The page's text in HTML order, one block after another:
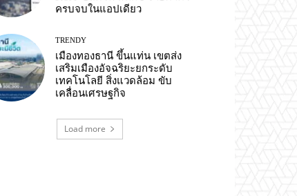
ครบจบในแอปเดียว
TRENDY
เมืองทองธานี ขึ้นแท่น เขตส่ง
เสริมเมืองอัจฉริยะยกระดับ
เทคโนโลยี สิ่งแวดล้อม ขับ
เคลื่อนเศรษฐกิจ
Load more